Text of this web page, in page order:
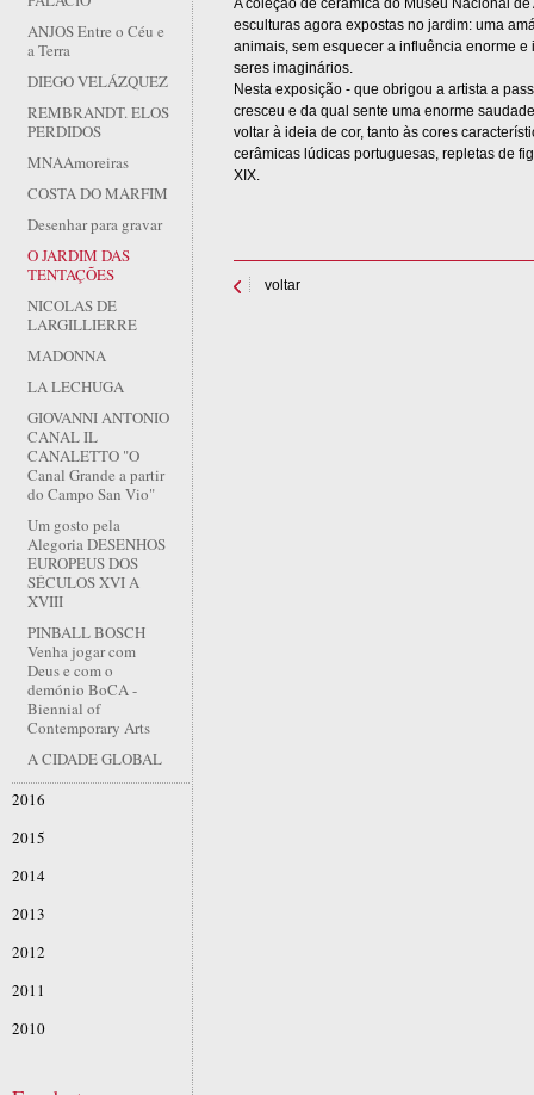
A coleção de cerâmica do Museu Nacional
esculturas agora expostas no jardim: uma
animais, sem esquecer a influência enorme
seres imaginários.
Nesta exposição - que obrigou a artista a
cresceu e da qual sente uma enorme
voltar à ideia de cor, tanto às cores
cerâmicas lúdicas portuguesas, repletas de
XIX.
voltar
ANJOS Entre o Céu e
a Terra
DIEGO VELÁZQUEZ
REMBRANDT. ELOS
PERDIDOS
MNAAmoreiras
COSTA DO MARFIM
Desenhar para gravar
O JARDIM DAS
TENTAÇÕES
NICOLAS DE
LARGILLIERRE
MADONNA
LA LECHUGA
GIOVANNI ANTONIO
CANAL IL
CANALETTO "O
Canal Grande a partir
do Campo San Vio"
Um gosto pela
Alegoria DESENHOS
EUROPEUS DOS
SÉCULOS XVI A
XVIII
PINBALL BOSCH
Venha jogar com
Deus e com o
demónio BoCA -
Biennial of
Contemporary Arts
A CIDADE GLOBAL
2016
2015
2014
2013
2012
2011
2010